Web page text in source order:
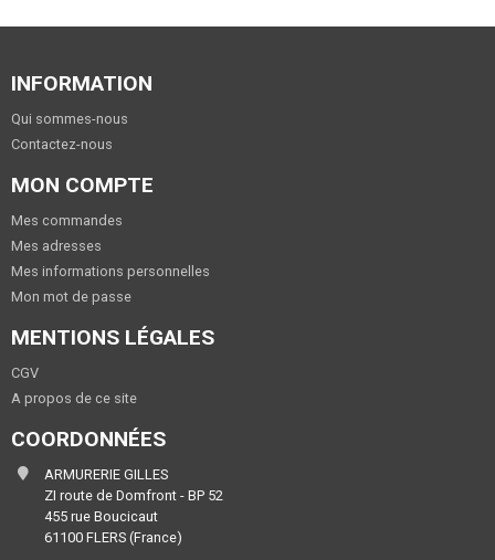
INFORMATION
Qui sommes-nous
Contactez-nous
MON COMPTE
Mes commandes
Mes adresses
Mes informations personnelles
Mon mot de passe
MENTIONS LÉGALES
CGV
A propos de ce site
COORDONNÉES
ARMURERIE GILLES
ZI route de Domfront - BP 52
455 rue Boucicaut
61100 FLERS (France)